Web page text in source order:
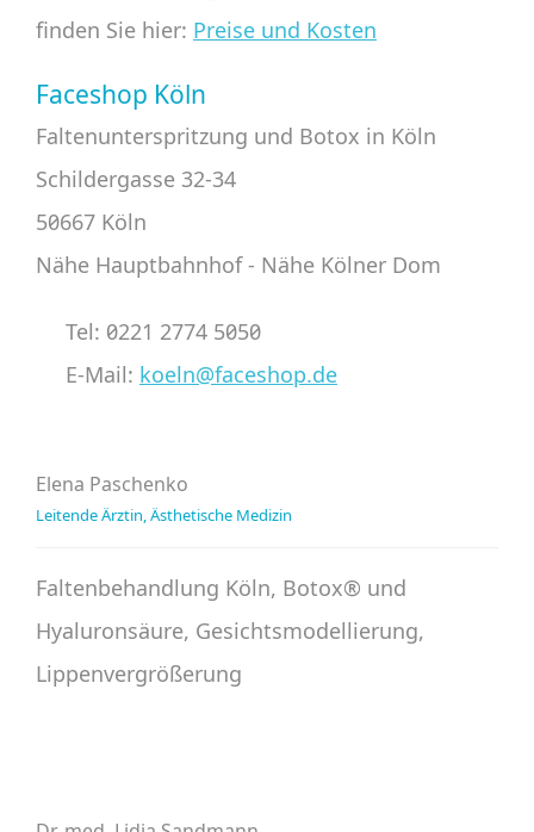
finden Sie hier: Preise und Kosten
Faceshop Köln
Faltenunterspritzung und Botox in Köln
Schildergasse 32-34
50667 Köln
Nähe Hauptbahnhof - Nähe Kölner Dom
Tel: 0221 2774 5050
E-Mail: koeln@faceshop.de
Elena Paschenko
Leitende Ärztin, Ästhetische Medizin
Faltenbehandlung Köln, Botox® und
Hyaluronsäure, Gesichtsmodellierung,
Lippenvergrößerung